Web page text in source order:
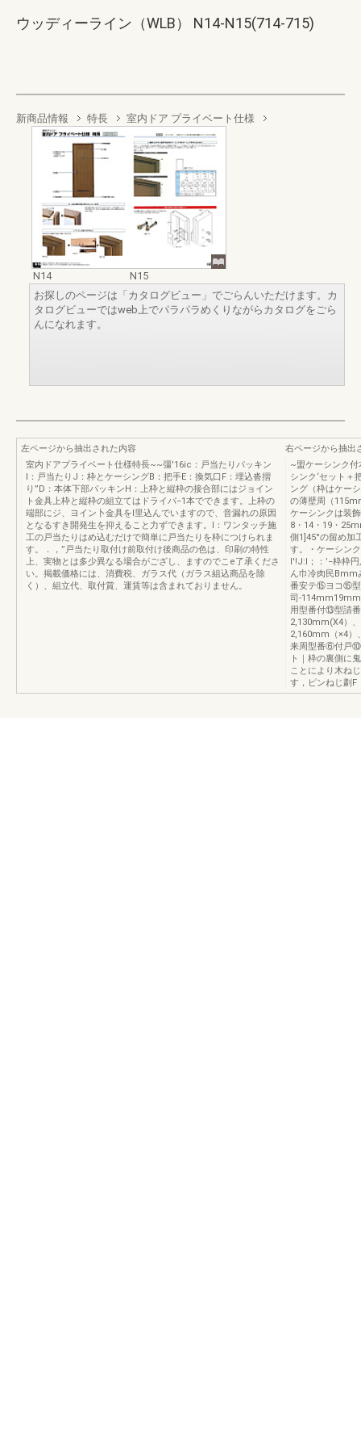
ウッディーライン（WLB） N14-N15(714-715)
新商品情報 特長 室内ドア プライベート仕様
N14
N15
お探しのページは「カタログビュー」でごらんいただけます。カ
タログビューではweb上でパラパラめくりながらカタログをごら
んになれます。
左ページから抽出された内容
室内ドアプライベート仕様特長~~彊'16ic：戸当たりパッキン
l：戸当たりJ：枠とケーシングB：把手E：換気口F：埋込沓摺
り”D：本体下部パッキンH：上枠と縦枠の接合部にはジョイン
ト金具上枠と縦枠の組立てはドライバ−1本でできます。上枠の
端部にジ、ヨイン卜金具をI里込んでいますので、音漏れの原因
となるすき開発生を抑えること力ずできます。l：ワンタッチ施
工の戸当たりはめ込むだけで簡単に戸当たりを枠につけられま
す。．，”戸当たり取付け前取付け後商品の色は、印刷の特性
上、実物とは多少異なる場合がござし、ますのでこe了承くださ
い。掲載価格には、消費税、ガラス代（ガラス組込商品を除
く）、組立代、取付賞、運賃等は含まれておりません。
右ページから抽出
~盟ケーシンク
シンク‘セット＋
ング（枠はケー
の薄壁周（
ケーシンクは装
8・14・19・
側1]45°の留め加
す。・ケーシン
l'!J:l；：’−枠枠
ん巾冷肉民Bmm
番安テ⑮ヨコ⑮
司-
用型番付⑬型請
2,130mm(X4）
2,160mm（×4
来周型番⑥付戸⑩
ト｜枠の裏側に
ことにより木ね
す，ピンねじ劃F